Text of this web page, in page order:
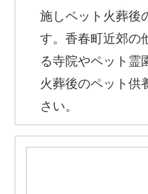
施しペット火葬後
す。香春町近郊の
る寺院やペット霊
火葬後のペット供
さい。